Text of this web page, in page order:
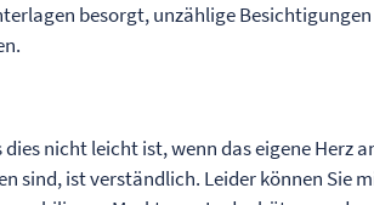
besorgt, unzählige Besichtigungen
nicht leicht ist, wenn das eigene Herz
sind, ist verständlich. Leider können Sie